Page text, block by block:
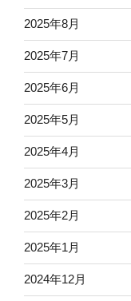
2025年8月
2025年7月
2025年6月
2025年5月
2025年4月
2025年3月
2025年2月
2025年1月
2024年12月